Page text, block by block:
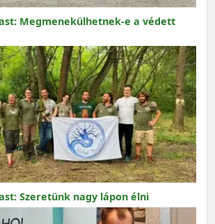
Megmenekülhetnek-e a védett
Szeretünk nagy lápon élni